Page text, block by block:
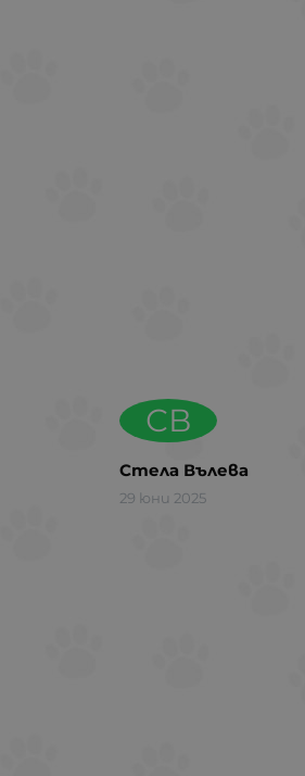
СВ
Стела Вълева
29 юни 2025